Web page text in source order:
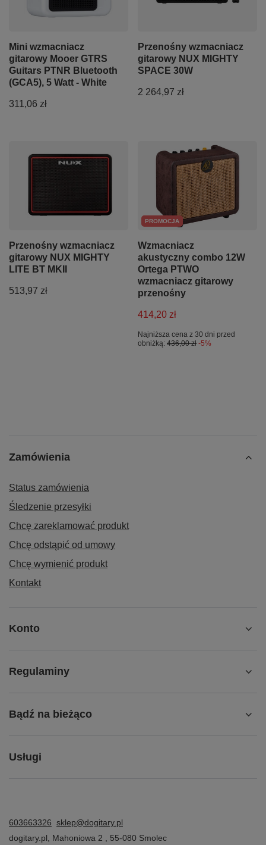
Mini wzmacniacz
gitarowy Mooer GTRS
Guitars PTNR Bluetooth
(GCA5), 5 Watt - White
311,06 zł
Przenośny wzmacniacz
gitarowy NUX MIGHTY
SPACE 30W
2 264,97 zł
Przenośny wzmacniacz
gitarowy NUX MIGHTY
LITE BT MKII
513,97 zł
PROMOCJA
Wzmacniacz
akustyczny combo 12W
Ortega PTWO
wzmacniacz gitarowy
przenośny
414,20 zł
Najniższa cena z 30 dni przed
obniżką: 436,00 zł -5%
Zamówienia
Status zamówienia
Śledzenie przesyłki
Chcę zareklamować produkt
Chcę odstąpić od umowy
Chcę wymienić produkt
Kontakt
Konto
Regulaminy
Bądź na bieżąco
Usługi
603663326 sklep@dogitary.pl
dogitary.pl, Mahoniowa 2 , 55-080 Smolec